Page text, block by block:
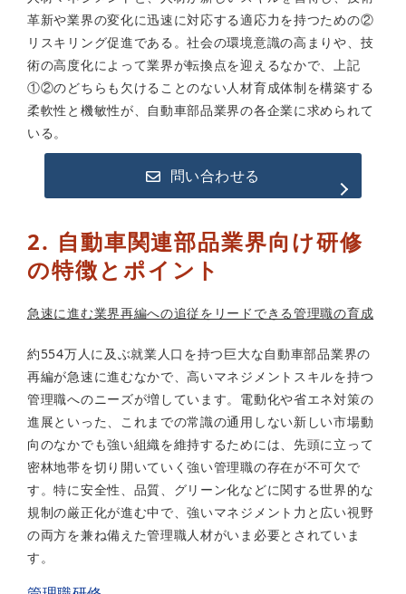
革新や業界の変化に迅速に対応する適応力を持つための②
リスキリング促進である。社会の環境意識の高まりや、技
術の高度化によって業界が転換点を迎えるなかで、上記
①②のどちらも欠けることのない人材育成体制を構築する
柔軟性と機敏性が、自動車部品業界の各企業に求められて
いる。
問い合わせる
2. 自動車関連部品業界向け研修
の特徴とポイント
急速に進む業界再編への追従をリードできる管理職の育成
約554万人に及ぶ就業人口を持つ巨大な自動車部品業界の
再編が急速に進むなかで、高いマネジメントスキルを持つ
管理職へのニーズが増しています。電動化や省エネ対策の
進展といった、これまでの常識の通用しない新しい市場動
向のなかでも強い組織を維持するためには、先頭に立って
密林地帯を切り開いていく強い管理職の存在が不可欠で
す。特に安全性、品質、グリーン化などに関する世界的な
規制の厳正化が進む中で、強いマネジメント力と広い視野
の両方を兼ね備えた管理職人材がいま必要とされていま
す。